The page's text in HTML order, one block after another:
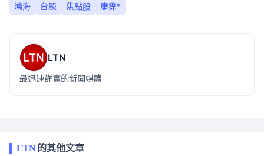
鴻海 台股 焦點股 康霈*
LTN
最迅速詳實的新聞媒體
LTN的其他文章